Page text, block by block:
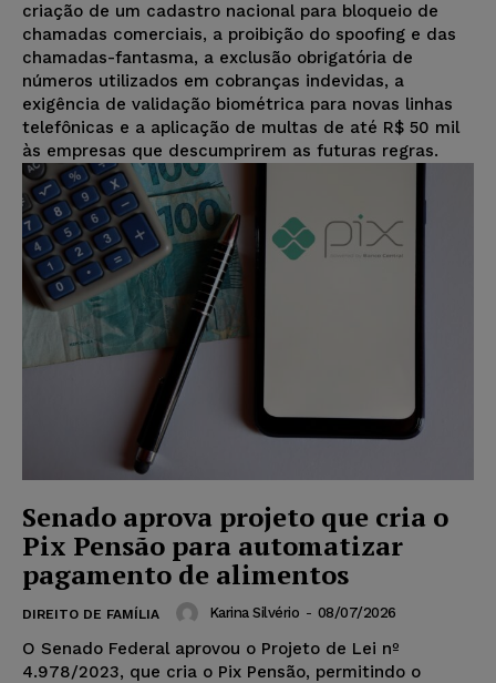
criação de um cadastro nacional para bloqueio de
chamadas comerciais, a proibição do spoofing e das
chamadas-fantasma, a exclusão obrigatória de
números utilizados em cobranças indevidas, a
exigência de validação biométrica para novas linhas
telefônicas e a aplicação de multas de até R$ 50 mil
às empresas que descumprirem as futuras regras.
Senado aprova projeto que cria o
Pix Pensão para automatizar
pagamento de alimentos
DIREITO DE FAMÍLIA Karina Silvério - 08/07/2026
O Senado Federal aprovou o Projeto de Lei nº
4.978/2023, que cria o Pix Pensão, permitindo o